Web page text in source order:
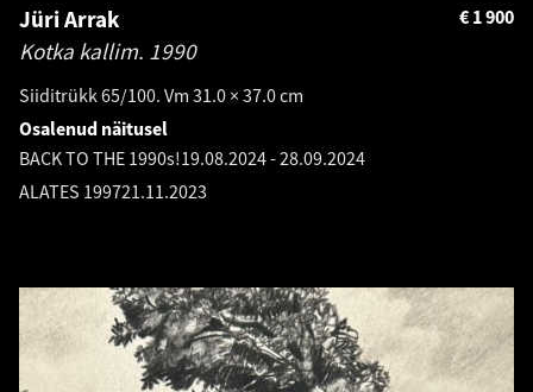
Jüri Arrak
Kotka kallim. 1990
Siiditrükk 65/100. Vm 31.0 × 37.0 cm
1 900
€
Osalenud näitusel
BACK TO THE 1990s!19.08.2024-28.09.2024
ALATES 199721.11.2023